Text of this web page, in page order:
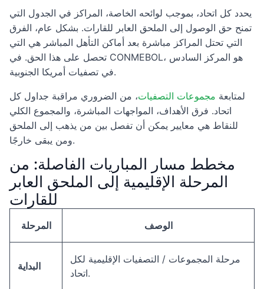
يحدد كل اتحاد، بموجب لوائحه الخاصة، المراكز في الجدول التي
تمنح حق الوصول إلى الملحق العابر للقارات. بشكل عام، الفرق
التي تحتل المراكز مباشرة بعد أماكن التأهل المباشر هي التي
تحصل على هذا الحق. في CONMEBOL، هو المركز السادس
في تصفيات أمريكا الجنوبية.
لمتابعة مجموعات التصفيات، من الضروري مراقبة جداول كل
اتحاد. فرق الأهداف، المواجهات المباشرة، والمجموع الكلي
للنقاط هي معايير يمكن أن تفصل بين من يذهب إلى الملحق
ومن يبقى خارجًا.
مخطط مسار المباريات الفاصلة: من
المرحلة الإقليمية إلى الملحق العابر
للقارات
المرحلة الوصف
البداية
مرحلة المجموعات / التصفيات الإقليمية لكل
اتحاد.